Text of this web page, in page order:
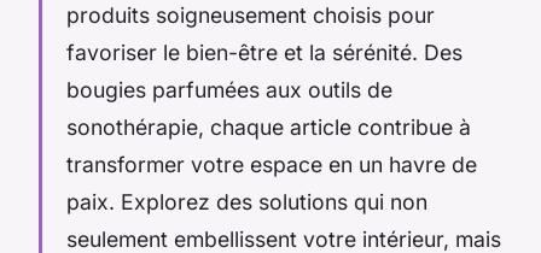
produits soigneusement choisis pour
favoriser le bien-être et la sérénité. Des
bougies parfumées aux outils de
sonothérapie, chaque article contribue à
transformer votre espace en un havre de
paix. Explorez des solutions qui non
seulement embellissent votre intérieur, mais